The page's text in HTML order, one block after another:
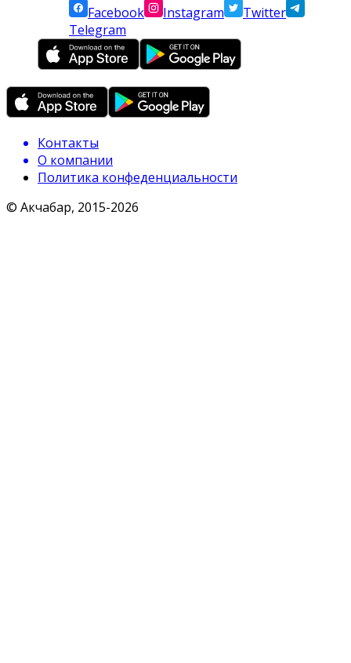
Facebook
Instagram
Twitter
Telegram
Контакты
О компании
Политика конфеденциальности
© Акчабар, 2015-2026